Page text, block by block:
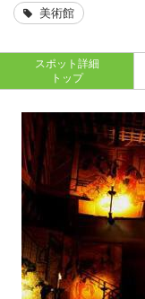
美術館
スポット詳細
トップ